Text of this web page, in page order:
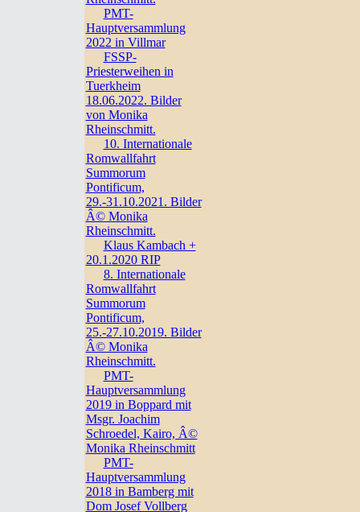
PMT-
Hauptversammlung
2022 in Villmar
FSSP-
Priesterweihen in
Tuerkheim
18.06.2022. Bilder
von Monika
Rheinschmitt.
10. Internationale
Romwallfahrt
Summorum
Pontificum,
29.-31.10.2021. Bilder
Â© Monika
Rheinschmitt.
Klaus Kambach +
20.1.2020 RIP
8. Internationale
Romwallfahrt
Summorum
Pontificum,
25.-27.10.2019. Bilder
Â© Monika
Rheinschmitt.
PMT-
Hauptversammlung
2019 in Boppard mit
Msgr. Joachim
Schroedel, Kairo, Â©
Monika Rheinschmitt
PMT-
Hauptversammlung
2018 in Bamberg mit
Dom Josef Vollberg